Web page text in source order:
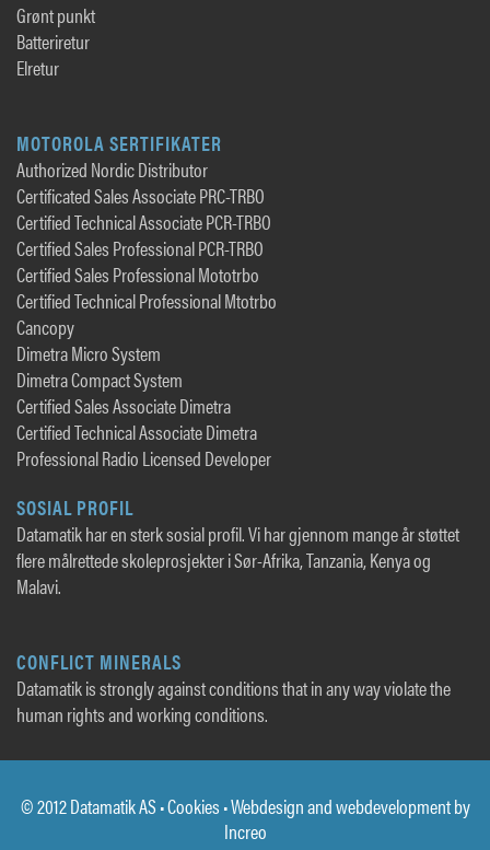
Grønt punkt
Batteriretur
Elretur
MOTOROLA SERTIFIKATER
Authorized Nordic Distributor
Certificated Sales Associate PRC-TRBO
Certified Technical Associate PCR-TRBO
Certified Sales Professional PCR-TRBO
Certified Sales Professional Mototrbo
Certified Technical Professional Mtotrbo
Cancopy
Dimetra Micro System
Dimetra Compact System
Certified Sales Associate Dimetra
Certified Technical Associate Dimetra
Professional Radio Licensed Developer
SOSIAL PROFIL
Datamatik har en sterk sosial profil. Vi har gjennom mange år støttet
flere målrettede skoleprosjekter i Sør-Afrika, Tanzania, Kenya og
Malavi.
CONFLICT MINERALS
Datamatik is strongly against conditions that in any way violate the
human rights and working conditions.
© 2012 Datamatik AS •Cookies • Webdesign and webdevelopment by
Increo